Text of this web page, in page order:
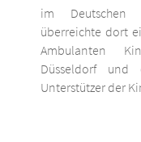
im Deutschen
überreichte dort
Ambulanten
Düsseldorf
Unterstützer der